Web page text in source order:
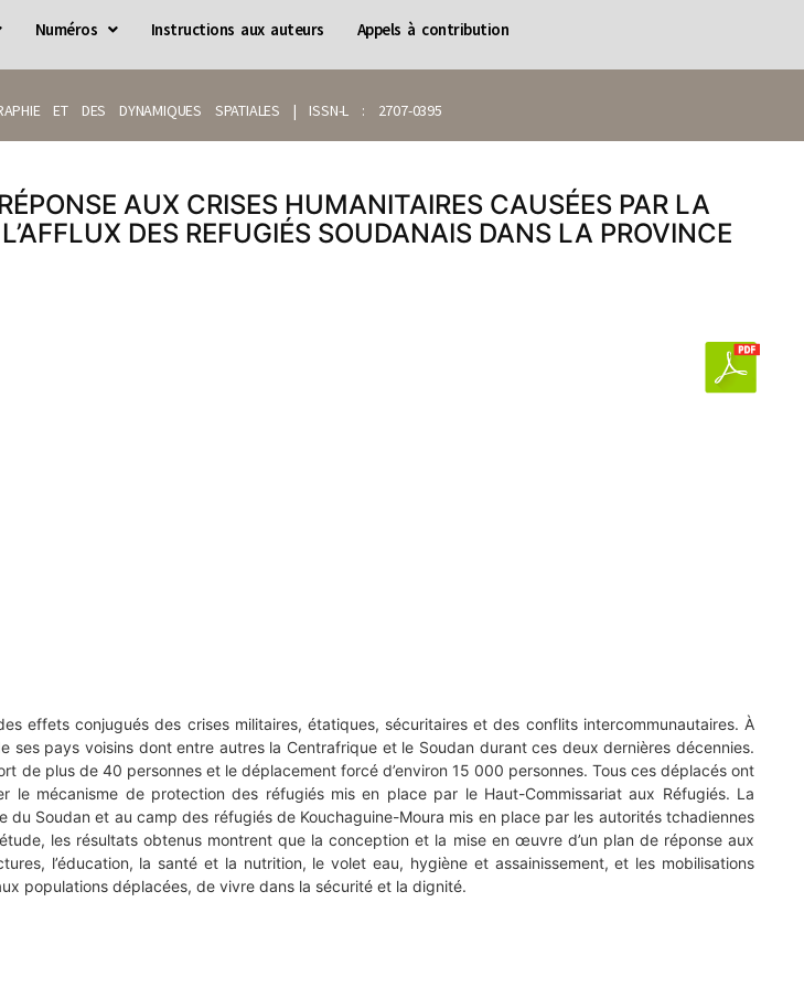
Numéros Instructions aux auteurs Appels à contribution
ET DES DYNAMIQUES SPATIALES | ISSN-L : 2707-0395
AUX CRISES HUMANITAIRES CAUSÉES PAR LA
DES REFUGIÉS SOUDANAIS DANS LA PROVINCE
effets conjugués des crises militaires, étatiques, sécuritaires et des conflits intercommunautaires. À
ses pays voisins dont entre autres la Centrafrique et le Soudan durant ces deux dernières décennies.
de plus de 40 personnes et le déplacement forcé d’environ 15 000 personnes. Tous ces déplacés ont
le mécanisme de protection des réfugiés mis en place par le Haut-Commissariat aux Réfugiés. La
Soudan et au camp des réfugiés de Kouchaguine-Moura mis en place par les autorités tchadiennes
les résultats obtenus montrent que la conception et la mise en œuvre d’un plan de réponse aux
l’éducation, la santé et la nutrition, le volet eau, hygiène et assainissement, et les mobilisations
populations déplacées, de vivre dans la sécurité et la dignité.